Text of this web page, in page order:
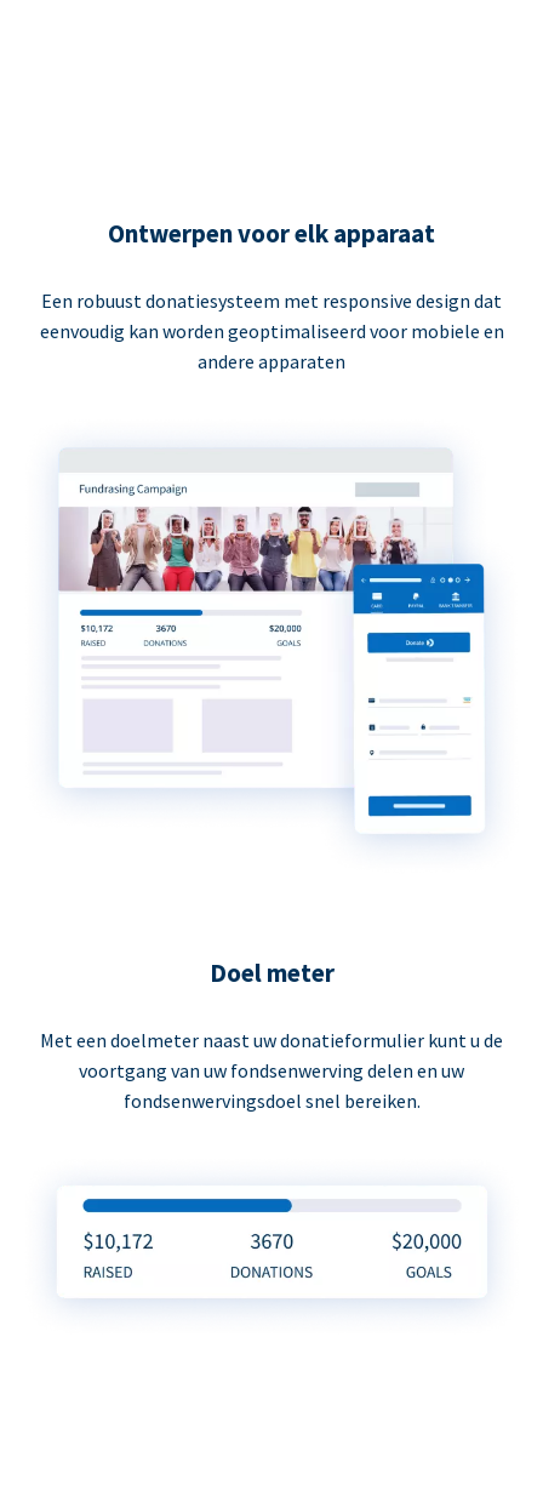
Ontwerpen voor elk apparaat
Een robuust donatiesysteem met responsive design dat
eenvoudig kan worden geoptimaliseerd voor mobiele en
andere apparaten
Doel meter
Met een doelmeter naast uw donatieformulier kunt u de
voortgang van uw fondsenwerving delen en uw
fondsenwervingsdoel snel bereiken.